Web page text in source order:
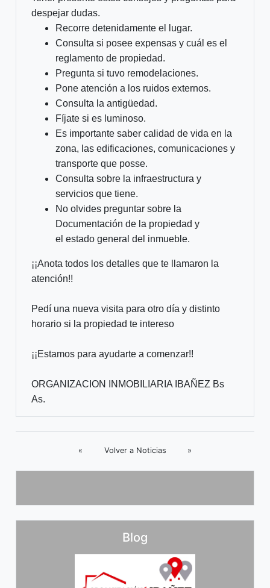
despejar dudas.
Recorre detenidamente el lugar.
Consulta si posee expensas y cuál es el
reglamento de propiedad.
Pregunta si tuvo remodelaciones.
Pone atención a los ruidos externos.
Consulta la antigüedad.
Fíjate si es luminoso.
Es importante saber calidad de vida en la
zona, las edificaciones, comunicaciones y
transporte que posse.
Consulta sobre la infraestructura y
servicios que tiene.
No olvides preguntar sobre la
Documentación de la propiedad y
el estado general del inmueble.
¡¡Anota todos los detalles que te llamaron la
atención!!
Pedí una nueva visita para otro día y distinto
horario si la propiedad te intereso
¡¡Estamos para ayudarte a comenzar!!
ORGANIZACION INMOBILIARIA IBAÑEZ Bs
As.
« Volver a Noticias »
Blog